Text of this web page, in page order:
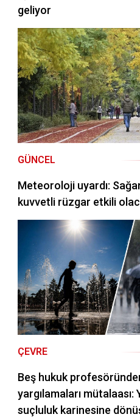
geliyor
GÜNCEL
Meteoroloji uyardı:
kuvvetli rüzgar etkili
ÇEVRE
Beş hukuk
yargılamaları
suçluluk karinesine